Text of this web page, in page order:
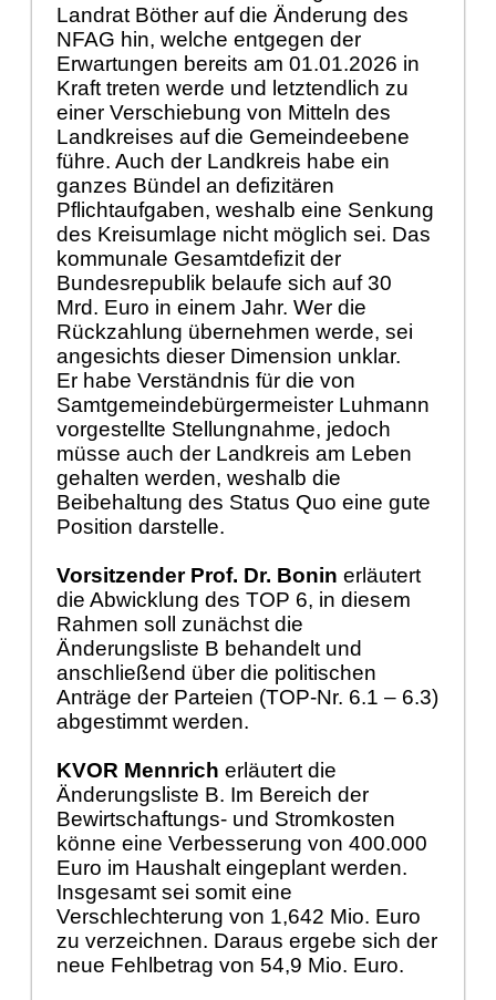
Landrat Böther auf die Änderung des
NFAG hin, welche entgegen der
Erwartungen bereits am 01.01.2026 in
Kraft treten werde und letztendlich zu
einer Verschiebung von Mitteln des
Landkreises auf die Gemeindeebene
führe. Auch der Landkreis habe ein
ganzes Bündel an defizitären
Pflichtaufgaben, weshalb eine Senkung
des Kreisumlage nicht möglich sei. Das
kommunale Gesamtdefizit der
Bundesrepublik belaufe sich auf 30
Mrd. Euro in einem Jahr. Wer die
Rückzahlung übernehmen werde, sei
angesichts dieser Dimension unklar.
Er habe Verständnis für die von
Samtgemeindebürgermeister Luhmann
vorgestellte Stellungnahme, jedoch
müsse auch der Landkreis am Leben
gehalten werden, weshalb die
Beibehaltung des Status Quo eine gute
Position darstelle.
Vorsitzender Prof. Dr. Bonin erläutert
die Abwicklung des TOP 6, in diesem
Rahmen soll zunächst die
Änderungsliste B behandelt und
anschließend über die politischen
Anträge der Parteien (TOP-Nr. 6.1 – 6.3)
abgestimmt werden.
KVOR Mennrich erläutert die
Änderungsliste B. Im Bereich der
Bewirtschaftungs- und Stromkosten
könne eine Verbesserung von 400.000
Euro im Haushalt eingeplant werden.
Insgesamt sei somit eine
Verschlechterung von 1,642 Mio. Euro
zu verzeichnen. Daraus ergebe sich der
neue Fehlbetrag von 54,9 Mio. Euro.